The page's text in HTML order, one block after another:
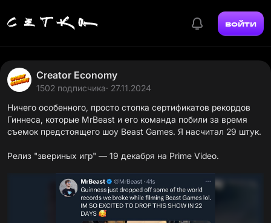
войти
Creator Economy
1502 подписчика· 27.11.2024
Ничего особенного, просто стопка сертификатов рекордов
Гиннеса, которые MrBeast и его команда побили за время
съемок предстоящего шоу Beast Games. Я насчитал 29 штук.
Релиз "звериных игр" — 19 декабря на Prime Video.